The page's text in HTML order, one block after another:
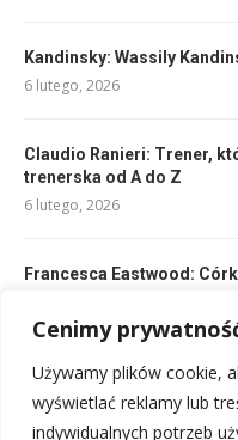
Cenimy
Używamy plików cookie,
wyświetlać reklamy lub
indywidualnych potrzeb
Kandinsky: Wassily
6 lutego, 2026
Claudio Ranieri: Trener,
trenerska od A do Z
6 lutego, 2026
Francesca Eastwood:
6 lutego, 2026
Epikur: Filozof radości i
6 lutego, 2026